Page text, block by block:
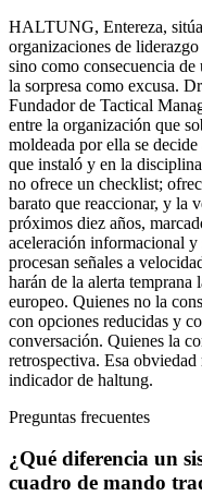
HALTUNG, Entereza, sitúa
organizaciones de
sino como consecuencia
la sorpresa como excusa.
Fundador de Tactical
entre la organización que
moldeada por ella se
que instaló y en la
no ofrece un checklist;
barato que reaccionar, y la
próximos diez años,
aceleración informacional
procesan señales a
harán de la alerta
europeo. Quienes no la
con opciones reducidas y
conversación. Quienes la
retrospectiva. Esa
indicador de haltung.
Preguntas frecuentes
¿Qué diferencia un
cuadro de mando